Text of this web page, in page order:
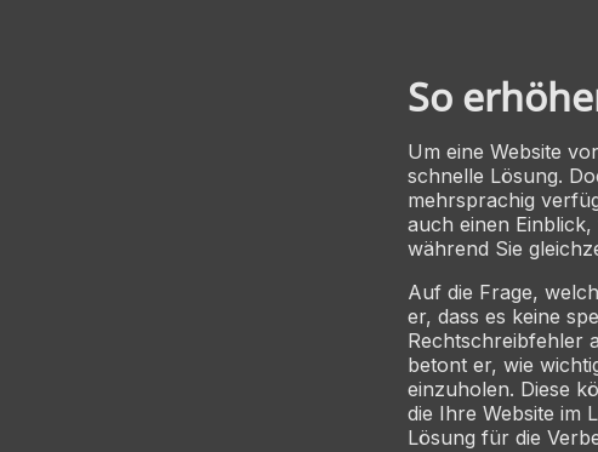
So
Um eine Website
schnelle Lösung.
mehrsprachig
auch einen
während Sie
Auf die Frage,
er, dass es keine
Rechtschreibfehler
betont er, wie
einzuholen. Diese
die Ihre Website im
Lösung für die